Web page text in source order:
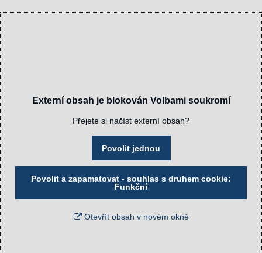
Externí obsah je blokován Volbami soukromí
Přejete si načíst externí obsah?
Povolit jednou
Povolit a zapamatovat - souhlas s druhem cookie:
Funkční
Otevřít obsah v novém okně